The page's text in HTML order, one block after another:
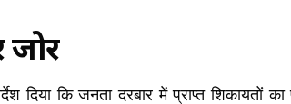
दिया कि जनता दरबार में प्राप्त शिकायतों